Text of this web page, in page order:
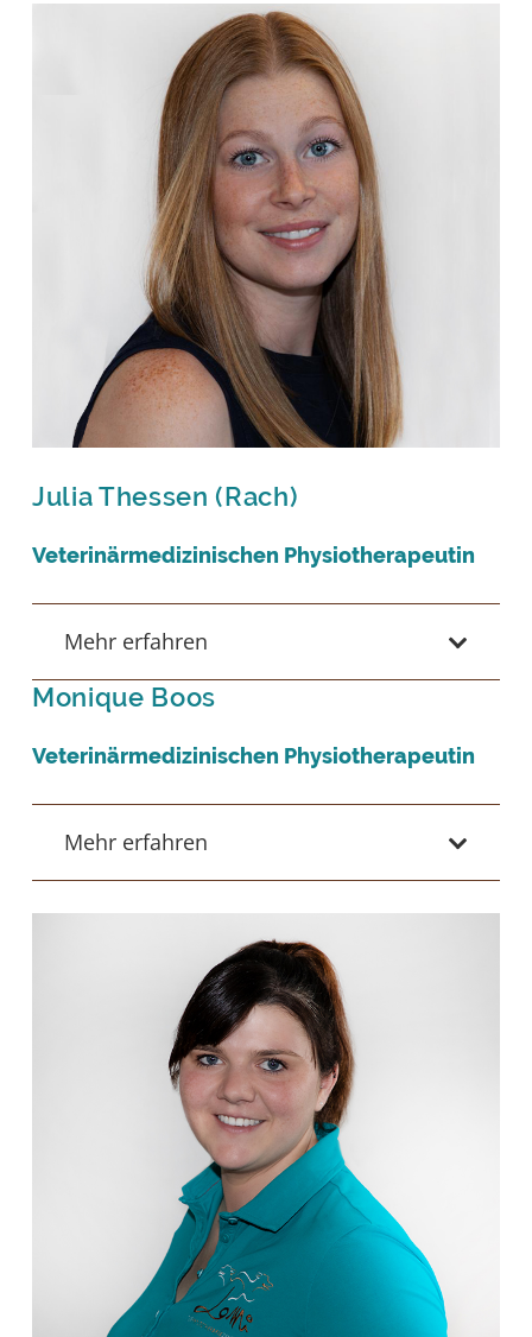
Julia Thessen (Rach)
Veterinärmedizinischen Physiotherapeutin
Mehr erfahren
Monique Boos
Veterinärmedizinischen Physiotherapeutin
Mehr erfahren